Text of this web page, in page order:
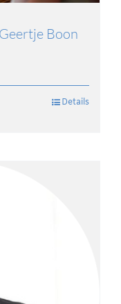
Boon
Details